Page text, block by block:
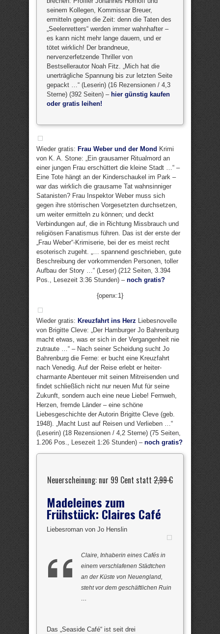
seinem Kollegen, Kommissar Breuer,
ermitteln gegen die Zeit: denn die Taten des
„Seelenretters“ werden immer wahnhafter –
es kann nicht mehr lange dauern, und er
tötet wirklich! Der brandneue,
nervenzerfetzende Thriller von
Bestsellerautor Noah Fitz. „Mich hat die
unerträgliche Spannung bis zur letzten Seite
gepackt …“ (Leserin) (16 Rezensionen / 4,3
Sterne) (392 Seiten) – hier günstig kaufen
oder gratis leihen!
Wieder gratis: Frau Weber und der Mond Krimi
von K. A. Stone: „Ein grausamer Ritualmord an
einer jungen Frau erschüttert die kleine Stadt …“ –
Eine Tote hängt an der Kinderschaukel im Park –
war das wirklich die grausame Tat wahnsinniger
Satanisten? Frau Inspektor Weber muss sich
gegen ihre störrischen Vorgesetzten durchsetzen,
um weiter ermitteln zu können; und deckt
Verbindungen auf, die in Richtung Missbrauch und
religiösen Fanatismus führen. Das ist der erste der
„Frau Weber“-Krimiserie, bei der es meist recht
esoterisch zugeht. „… spannend geschrieben, gute
Beschreibung der vorkommenden Personen, toller
Aufbau der Story …“ (Leser) (212 Seiten, 3.394
Pos., Lesezeit 3:36 Stunden) – noch gratis?
{openx:1}
Wieder gratis: Kreuzfahrt ins Herz Liebesnovelle
von Brigitte Cleve: „Der Hamburger Jo Bahrenburg
macht etwas, was er sich in der Vergangenheit nie
zutraute …“ – Nach seiner Scheidung sucht Jo
Bahrenburg die Ferne: er bucht eine Kreuzfahrt
nach Venedig. Auf der Reise erlebt er heiter-
charmante Abenteuer mit seinen Mitreisenden und
findet schließlich nicht nur neuen Mut für seine
Zukunft, sondern auch eine neue Liebe! Fernweh,
Herzen, fremde Länder – eine schöne
Liebesgeschichte der Autorin Brigitte Cleve (geb.
1948). „Macht Lust auf Reisen und Verlieben …“
(Leserin) (18 Rezensionen / 4,2 Sterne) (75 Seiten,
1.206 Pos., Lesezeit 1:26 Stunden) – noch gratis?
Neuerscheinung: nur 99 Cent statt 2,99 €
Madeleines zum
Frühstück: Claires Café
Liebesroman von Jo Henslin
Claire, Inhaberin eines Cafés in
einem verschlafenen Städtchen
an der Küste von Neuengland,
steht vor dem geschäftlichen Ruin
…
Das „Seaside Café“ ist seit drei